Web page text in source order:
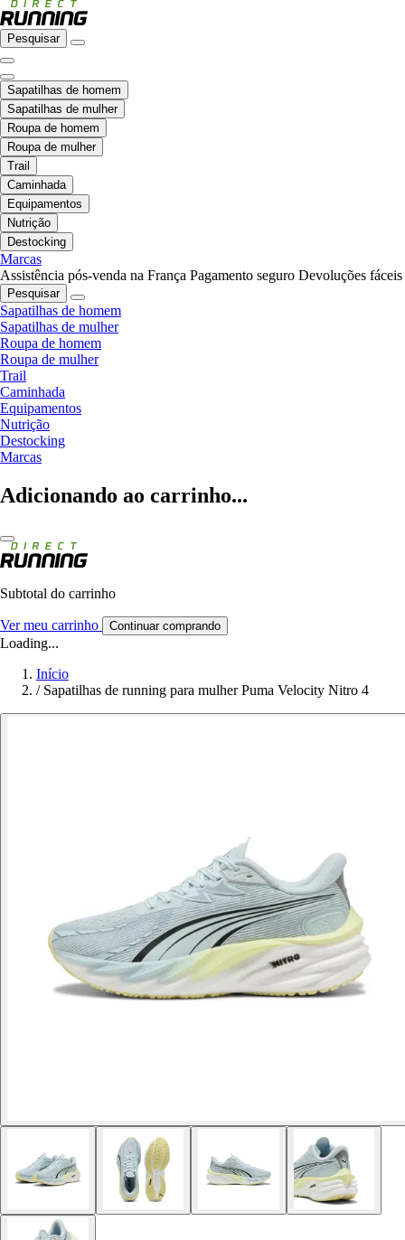
Pesquisar
Sapatilhas de homem
Sapatilhas de mulher
Roupa de homem
Roupa de mulher
Trail
Caminhada
Equipamentos
Nutrição
Destocking
Marcas
Assistência pós-venda na França Pagamento seguro Devoluções fáceis
Pesquisar
Sapatilhas de homem
Sapatilhas de mulher
Roupa de homem
Roupa de mulher
Trail
Caminhada
Equipamentos
Nutrição
Destocking
Marcas
Adicionando ao carrinho...
Subtotal do carrinho
Ver meu carrinho Continuar comprando
Loading...
Início
/ Sapatilhas de running para mulher Puma Velocity Nitro 4